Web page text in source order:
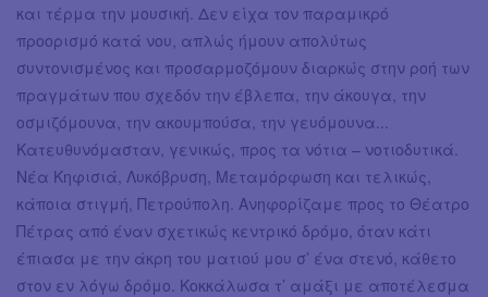
και τέρμα την μουσική. Δεν είχα τον παραμικρό
προορισμό κατά νου, απλώς ήμουν απολύτως
συντονισμένος και προσαρμοζόμουν διαρκώς στην ροή των
πραγμάτων που σχεδόν την έβλεπα, την άκουγα, την
οσμιζόμουνα, την ακουμπούσα, την γευόμουνα...
Κατευθυνόμασταν, γενικώς, προς τα νότια – νοτιοδυτικά.
Νέα Κηφισιά, Λυκόβρυση, Μεταμόρφωση και τελικώς,
κάποια στιγμή, Πετρούπολη. Ανηφορίζαμε προς το Θέατρο
Πέτρας από έναν σχετικώς κεντρικό δρόμο, όταν κάτι
έπιασα με την άκρη του ματιού μου σ’ ένα στενό, κάθετο
στον εν λόγω δρόμο. Κοκκάλωσα τ’ αμάξι με αποτέλεσμα